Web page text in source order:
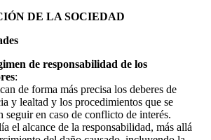
DE LA SOCIEDAD
de responsabilidad de los
:
de forma más precisa los deberes de
y lealtad y los procedimientos que se
seguir en caso de conflicto de interés.
el alcance de la responsabilidad, más allá